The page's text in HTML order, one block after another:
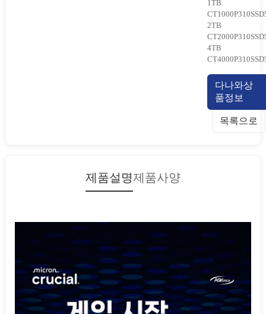
1TB
2TB
4TB
다나와상
품정보
목록으로
제품설명제품사양